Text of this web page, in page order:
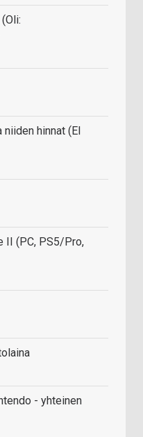
hinnat (EI
II (PC, PS5/Pro,
- yhteinen